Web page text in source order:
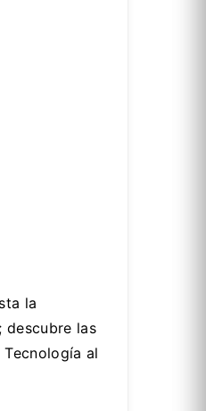
la
descubre las
al